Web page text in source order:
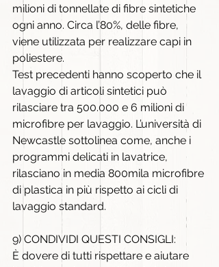
milioni di tonnellate di fibre sintetiche
ogni anno. Circa l’80%, delle fibre,
viene utilizzata per realizzare capi in
poliestere.
Test precedenti hanno scoperto che il
lavaggio di articoli sintetici può
rilasciare tra 500.000 e 6 milioni di
microfibre per lavaggio. L’università di
Newcastle sottolinea come, anche i
programmi delicati in lavatrice,
rilasciano in media 800mila microfibre
di plastica in più rispetto ai cicli di
lavaggio standard.
9) CONDIVIDI QUESTI CONSIGLI:
È dovere di tutti rispettare e aiutare